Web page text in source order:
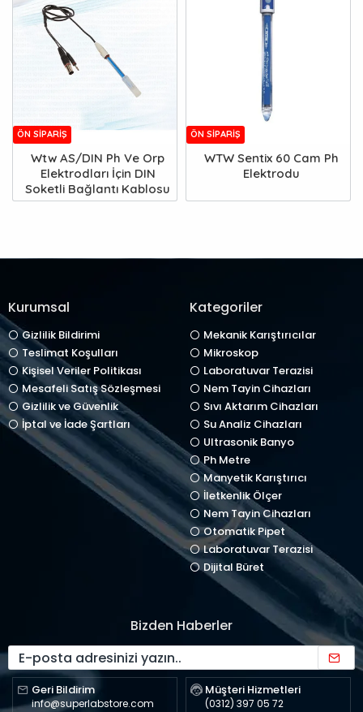
ÖN SIPARIŞ
Wtw AS/DIN Ph Ve Orp
Elektrodları İçin DIN
Soketli Bağlantı Kablosu
ÖN SIPARIŞ
WTW Sentix 60 Cam Ph
Elektrodu
Kurumsal
Gizlilik Bildirimi
Teslimat Koşulları
Kişisel Veriler Politikası
Mesafeli Satış Sözleşmesi
Gizlilik ve Güvenlik
İptal ve İade Şartları
Kategoriler
Mekanik Karıştırıcılar
Mikroskop
Laboratuvar Terazisi
Nem Tayin Cihazları
Sıvı Aktarım Cihazları
Su Analiz Cihazları
Ultrasonik Banyo
Ph Metre
Manyetik Karıştırıcı
İletkenlik Ölçer
Nem Tayin Cihazları
Otomatik Pipet
Laboratuvar Terazisi
Dijital Büret
Bizden Haberler
Geri Bildirim
info@superlabstore.com
Müşteri Hizmetleri
(0312) 397 05 72